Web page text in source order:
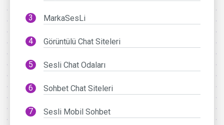
MarkaSesLi
Görüntülü Chat Siteleri
Sesli Chat Odaları
Sohbet Chat Siteleri
Sesli Mobil Sohbet